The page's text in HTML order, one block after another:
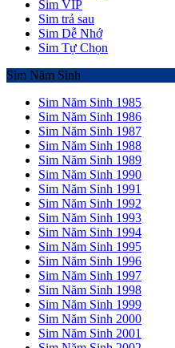
Sim VIP
Sim trả sau
Sim Dễ Nhớ
Sim Tự Chọn
Sim Năm Sinh
Sim Năm Sinh 1985
Sim Năm Sinh 1986
Sim Năm Sinh 1987
Sim Năm Sinh 1988
Sim Năm Sinh 1989
Sim Năm Sinh 1990
Sim Năm Sinh 1991
Sim Năm Sinh 1992
Sim Năm Sinh 1993
Sim Năm Sinh 1994
Sim Năm Sinh 1995
Sim Năm Sinh 1996
Sim Năm Sinh 1997
Sim Năm Sinh 1998
Sim Năm Sinh 1999
Sim Năm Sinh 2000
Sim Năm Sinh 2001